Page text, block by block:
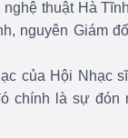
thuật Hà
nguyên Giám
của Hội Nhạc
chính là sự đón